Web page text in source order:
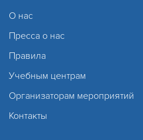
О нас
Пресса о нас
Правила
Учебным центрам
Организаторам мероприятий
Контакты